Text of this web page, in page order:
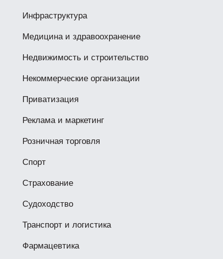
Инфраструктура
Медицина и здравоохранение
Недвижимость и строительство
Некоммерческие организации
Приватизация
Реклама и маркетинг
Розничная торговля
Спорт
Страхование
Судоходство
Транспорт и логистика
Фармацевтика